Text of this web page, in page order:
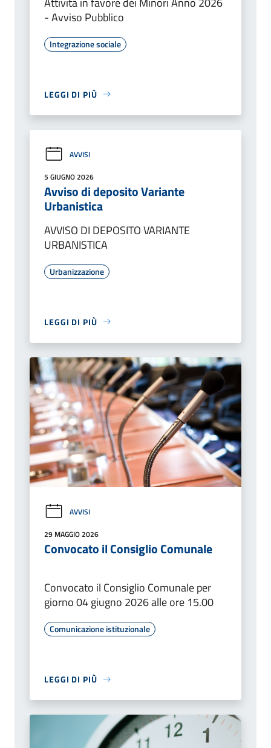
- Avviso Pubblico
Integrazione sociale
LEGGI DI PIÙ
AVVISI
5 GIUGNO 2026
Avviso di deposito Variante
Urbanistica
AVVISO DI DEPOSITO VARIANTE
URBANISTICA
Urbanizzazione
LEGGI DI PIÙ
AVVISI
29 MAGGIO 2026
Convocato il Consiglio Comunale
Convocato il Consiglio Comunale per
giorno 04 giugno 2026 alle ore 15.00
Comunicazione istituzionale
LEGGI DI PIÙ